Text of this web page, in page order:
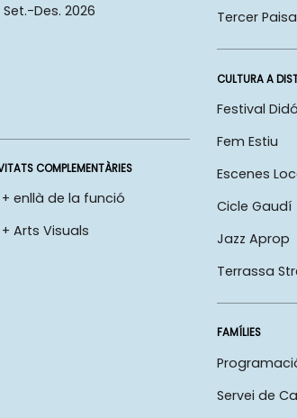
Des. 2026
COMPLEMENTÀRIES
enllà de la funció
Arts Visuals
Tercer
CULTURA A
Festival Didó
Fem Estiu
Escenes
Cicle Gaudí
Jazz Aprop
Terrassa
FAMÍLIES
Servei de